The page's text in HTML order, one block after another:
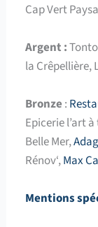
Cap Vert
Argent :
la Crêpellière,
Bronze :
Epicerie l’art
Belle Mer,
Rénov‘,Max
Mentions